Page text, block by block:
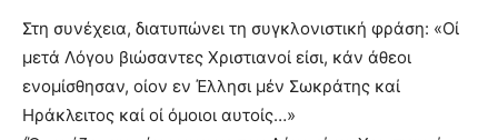
Στη συνέχεια, διατυπώνει τη συγκλονιστική φράση: «Οί
μετά Λόγου βιώσαντες Χριστιανοί είσι, κάν άθεοι
ενομίσθησαν, οίον εν Έλλησι μέν Σωκράτης καί
Ηράκλειτος καί οί όμοιοι αυτοίς…»